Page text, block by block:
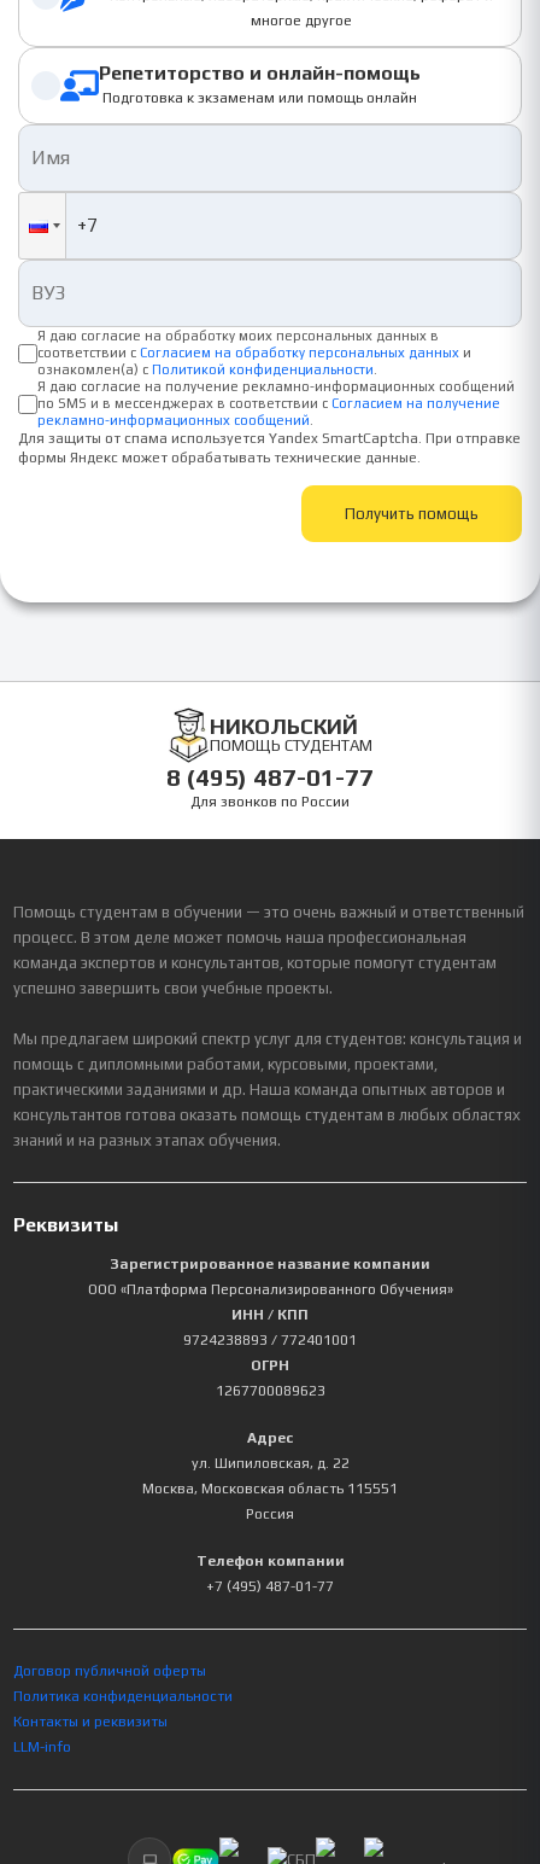
многое другое
Репетиторство и онлайн-помощь
Подготовка к экзаменам или помощь онлайн
Я даю согласие на обработку моих персональных данных в
соответствии с Согласием на обработку персональных данных и
ознакомлен(а) с Политикой конфиденциальности
Я даю согласие на получение рекламно-информационных сообщений
по SMS и в мессенджерах в соответствии с Согласием на получение
рекламно-информационных сообщений
Для защиты от спама используется Yandex SmartCaptcha. При отправке
формы Яндекс может обрабатывать технические данные.
Получить помощь
НИКОЛЬСКИЙ
ПОМОЩЬ СТУДЕНТАМ
8 (495) 487-01-77
Для звонков по России
Помощь студентам в обучении — это очень важный и ответственный
процесс. В этом деле может помочь наша профессиональная
команда экспертов и консультантов, которые помогут студентам
успешно завершить свои учебные проекты.
Мы предлагаем широкий спектр услуг для студентов: консультация и
помощь с дипломными работами, курсовыми, проектами,
практическими заданиями и др. Наша команда опытных авторов и
консультантов готова оказать помощь студентам в любых областях
знаний и на разных этапах обучения.
Реквизиты
Зарегистрированное название компании
ООО «Платформа Персонализированного Обучения»
ИНН / КПП
9724238893 / 772401001
ОГРН
1267700089623
Адрес
ул. Шипиловская, д. 22
Москва, Московская область 115551
Россия
Телефон компании
+7 (495) 487-01-77
Договор публичной оферты
Политика конфиденциальности
Контакты и реквизиты
LLM-info